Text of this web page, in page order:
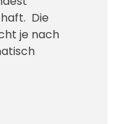
Die
je nach